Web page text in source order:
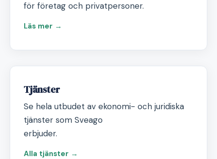
för företag och privatpersoner.
Läs mer →
Tjänster
Se hela utbudet av ekonomi- och juridiska
tjänster som Sveago
erbjuder.
Alla tjänster →